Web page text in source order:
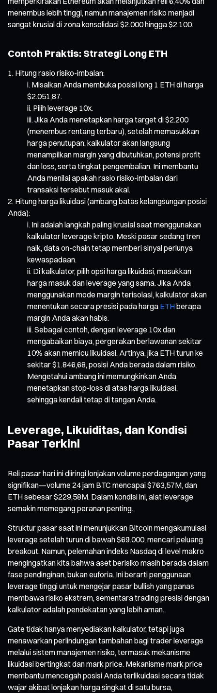
menembus lebih tinggi, namun manajemen risiko menjadi
sangat krusial di zona konsolidasi $2.000 hingga $2.100.
Contoh Praktis: Strategi Long ETH
Hitung rasio risiko-imbalan:
Misalkan Anda membuka posisi long 1 ETH di harga
$2.051,87.
Pilih leverage 10x.
Jika Anda menetapkan harga target di $2.200
(menembus rentang terbaru), setelah memasukkan
harga penutupan, kalkulator akan langsung
menampilkan margin yang dibutuhkan, potensi profit
dan loss, serta tingkat pengembalian. Ini membantu
Anda menilai apakah rasio risiko-imbalan dari
transaksi tersebut masuk akal.
Hitung harga likuidasi (ambang batas kelangsungan posisi
Anda):
Ini adalah langkah paling krusial saat menggunakan
kalkulator leverage kripto. Meski pasar sedang tren
naik, data on-chain tetap memberi sinyal perlunya
kewaspadaan.
Di kalkulator, pilih opsi harga likuidasi, masukkan
harga masuk dan leverage yang sama. Jika Anda
menggunakan mode margin terisolasi, kalkulator akan
menentukan secara presisi pada harga ETHberapa
margin Anda akan habis.
Sebagai contoh, dengan leverage 10x dan
mengabaikan biaya, pergerakan berlawanan sekitar
10% akan memicu likuidasi. Artinya, jika ETH turun ke
sekitar $1.846,68, posisi Anda berada dalam risiko.
Mengetahui ambang ini memungkinkan Anda
menetapkan stop-loss di atas harga likuidasi,
sehingga kendali tetap di tangan Anda.
Leverage, Likuiditas, dan Kondisi
Pasar Terkini
Reli pasar hari ini diiringi lonjakan volume perdagangan yang
signifikan—volume 24 jam BTC mencapai $763,57M, dan
ETH sebesar $229,58M. Dalam kondisi ini, alat leverage
semakin memegang peranan penting.
Struktur pasar saat ini menunjukkan Bitcoin mengakumulasi
leverage setelah turun di bawah $69.000, mencari peluang
breakout. Namun, pelemahan indeks Nasdaq di level makro
mengingatkan kita bahwa aset berisiko masih berada dalam
fase pendinginan, bukan euforia. Ini berarti penggunaan
leverage tinggi untuk mengejar pasar bullish yang panas
membawa risiko ekstrem, sementara trading presisi dengan
kalkulator adalah pendekatan yang lebih aman.
Gate tidak hanya menyediakan kalkulator, tetapi juga
menawarkan perlindungan tambahan bagi trader leverage
melalui sistem manajemen risiko, termasuk mekanisme
likuidasi bertingkat dan mark price. Mekanisme mark price
membantu mencegah posisi Anda terlikuidasi secara tidak
wajar akibat lonjakan harga singkat di satu bursa,